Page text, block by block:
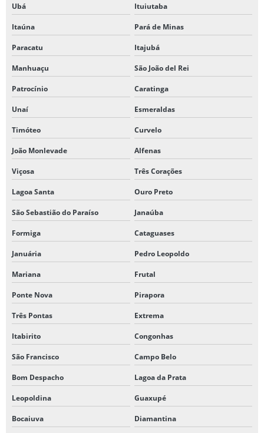
Ubá Ituiutaba
Itaúna Pará de Minas
Paracatu Itajubá
Manhuaçu São João del Rei
Patrocínio Caratinga
Unaí Esmeraldas
Timóteo Curvelo
João Monlevade Alfenas
Viçosa Três Corações
Lagoa Santa Ouro Preto
São Sebastião do Paraíso Janaúba
Formiga Cataguases
Januária Pedro Leopoldo
Mariana Frutal
Ponte Nova Pirapora
Três Pontas Extrema
Itabirito Congonhas
São Francisco Campo Belo
Bom Despacho Lagoa da Prata
Leopoldina Guaxupé
Bocaiuva Diamantina